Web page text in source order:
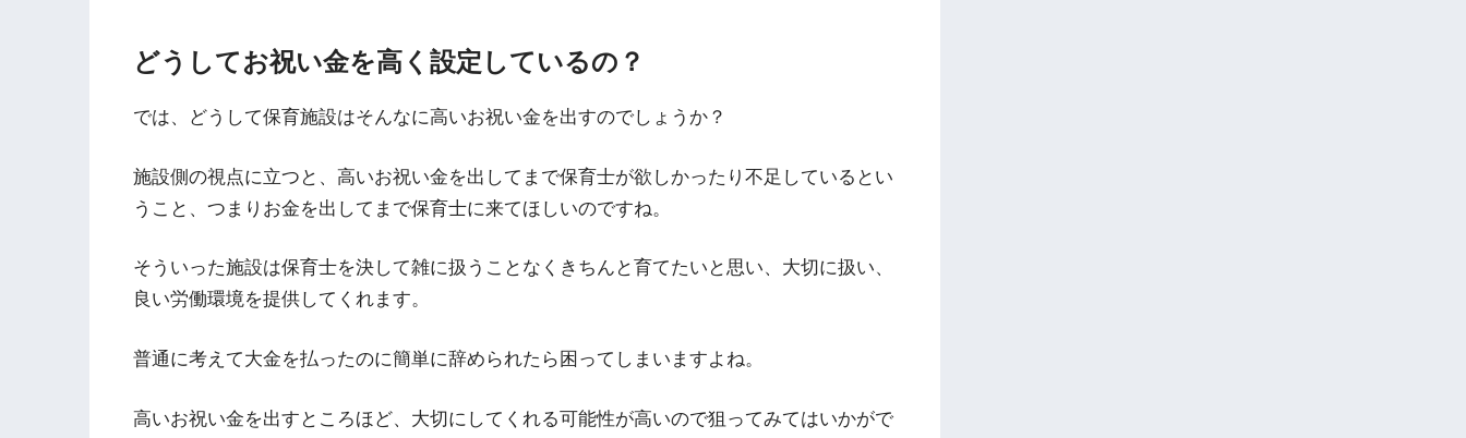
どうしてお祝い金を高く設定しているの？
では、どうして保育施設はそんなに高いお祝い金を出すのでしょうか？
施設側の視点に立つと、高いお祝い金を出してまで保育士が欲しかったり不足しているとい
うこと、つまりお金を出してまで保育士に来てほしいのですね。
そういった施設は保育士を決して雑に扱うことなくきちんと育てたいと思い、大切に扱い、
良い労働環境を提供してくれます。
普通に考えて大金を払ったのに簡単に辞められたら困ってしまいますよね。
高いお祝い金を出すところほど、大切にしてくれる可能性が高いので狙ってみてはいかがで